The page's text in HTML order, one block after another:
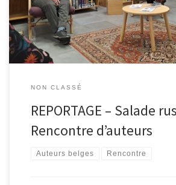
de la tendance psychologie humaniste, « le
[…]
NON CLASSÉ
REPORTAGE – Salade
Rencontre d’auteurs
Auteurs belges Rencontre